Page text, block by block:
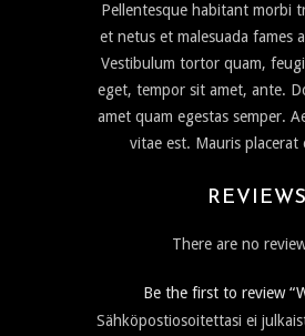
Pellentesque habitant morbi
et netus et malesuada fames
Vestibulum tortor quam,
eget, tempor sit amet, ante.
amet quam egestas semper.
vitae est. Mauris placerat
REVIEWS
There are no
Be the first to review
Sähköpostiosoitettasi ei